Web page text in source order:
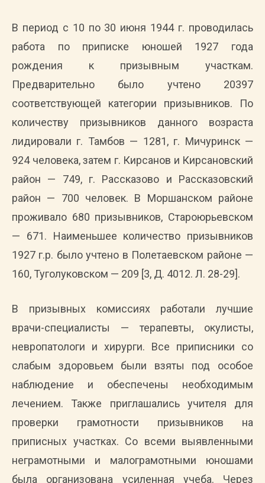
В период с 10 по 30 июня 1944 г. проводилась
работа по приписке юношей 1927 года
рождения к призывным участкам.
Предварительно было учтено 20397
соответствующей категории призывников. По
количеству призывников данного возраста
лидировали г. Тамбов — 1281, г. Мичуринск —
924 человека, затем г. Кирсанов и Кирсановский
район — 749, г. Рассказово и Рассказовский
район — 700 человек. В Моршанском районе
проживало 680 призывников, Староюрьевском
— 671. Наименьшее количество призывников
1927 г.р. было учтено в Полетаевском районе —
160, Туголуковском — 209 [3, Д. 4012. Л. 28-29].
В призывных комиссиях работали лучшие
врачи-специалисты — терапевты, окулисты,
невропатологи и хирурги. Все приписники со
слабым здоровьем были взяты под особое
наблюдение и обеспечены необходимым
лечением. Также приглашались учителя для
проверки грамотности призывников на
приписных участках. Со всеми выявленными
неграмотными и малограмотными юношами
была организована усиленная учеба. Через